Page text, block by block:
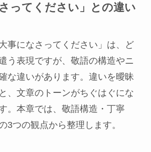
ってください」との違い
事になさってください」は、ど
う表現ですが、敬語の構造やニ
な違いがあります。違いを曖昧
、文章のトーンがちぐはぐにな
。本章では、敬語構造・丁寧
3つの観点から整理します。